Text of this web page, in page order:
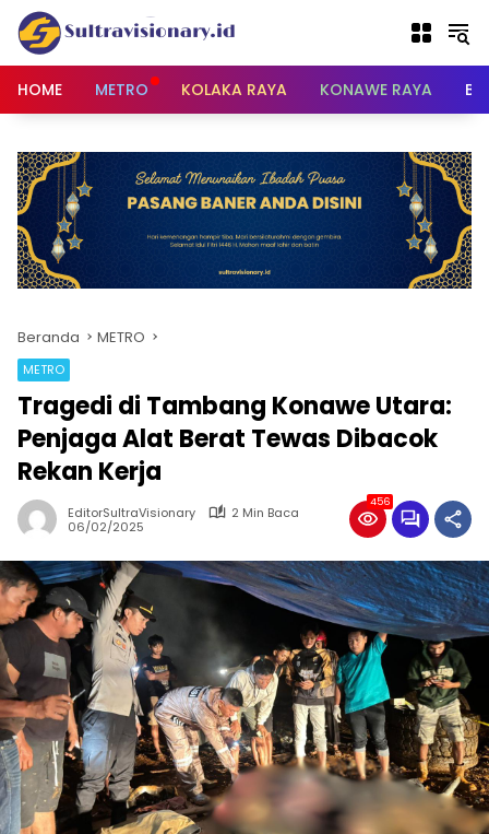
Langsung
konten
HOME
METRO KOLAKA RAYA KONAWE RAYA
Beranda METRO
METRO
Tragedi di Tambang Konawe Utara:
Penjaga Alat Berat Tewas Dibacok
Rekan Kerja
EditorSultraVisionary
2 Min Baca
06/02/2025
456